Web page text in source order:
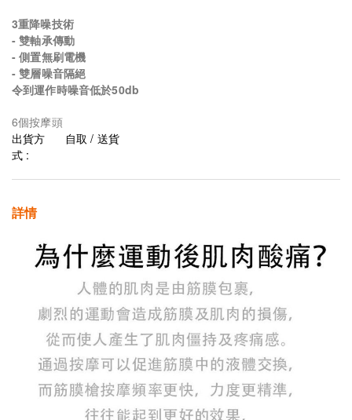
3重降噪技術
- 雙軸承傳動
- 側置無刷電機
- 雙層噪音隔絕
令到運作時噪音低於50db
6個按摩頭
出貨方
式 :
自取 / 送貨
詳情